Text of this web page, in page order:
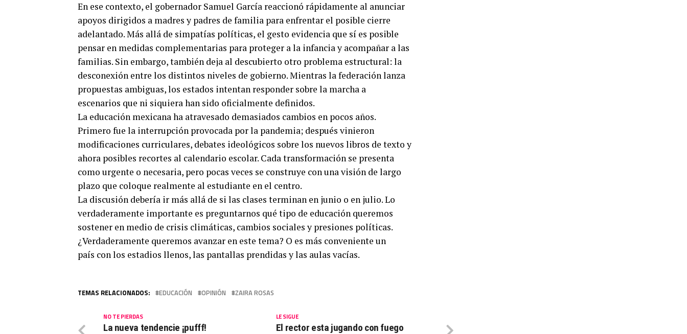
En ese contexto, el gobernador Samuel García reaccionó rápidamente al anunciar
apoyos dirigidos a madres y padres de familia para enfrentar el posible cierre
adelantado. Más allá de simpatías políticas, el gesto evidencia que sí es posible
pensar en medidas complementarias para proteger a la infancia y acompañar a las
familias. Sin embargo, también deja al descubierto otro problema estructural: la
desconexión entre los distintos niveles de gobierno. Mientras la federación lanza
propuestas ambiguas, los estados intentan responder sobre la marcha a
escenarios que ni siquiera han sido oficialmente definidos.
La educación mexicana ha atravesado demasiados cambios en pocos años.
Primero fue la interrupción provocada por la pandemia; después vinieron
modificaciones curriculares, debates ideológicos sobre los nuevos libros de texto y
ahora posibles recortes al calendario escolar. Cada transformación se presenta
como urgente o necesaria, pero pocas veces se construye con una visión de largo
plazo que coloque realmente al estudiante en el centro.
La discusión debería ir más allá de si las clases terminan en junio o en julio. Lo
verdaderamente importante es preguntarnos qué tipo de educación queremos
sostener en medio de crisis climáticas, cambios sociales y presiones políticas.
¿Verdaderamente queremos avanzar en este tema? O es más conveniente un
país con los estadios llenos, las pantallas prendidas y las aulas vacías.
TEMAS RELACIONADOS: EDUCACIÓN OPINIÓN ZAIRA ROSAS
LE SIGUE
El rector esta jugando con fuego
NO TE PIERDAS
La nueva tendencie ¡pufff!